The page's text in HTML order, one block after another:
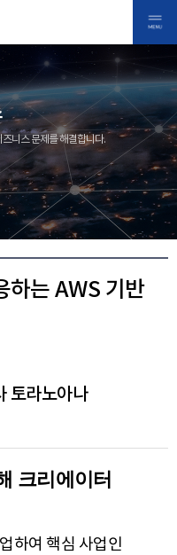
니스 문제를 해결합니다.
하는 AWS 기반
토라노아나
크리에이터
하여 핵심 사업인